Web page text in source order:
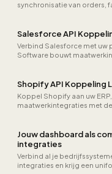
synchronisatie van orders,
Salesforce API
Verbind Salesforce met uw
Software bouwt
Shopify API Koppeling
Koppel Shopify aan uw
maatwerkintegraties met
Jouw dashboard als
integraties
Verbind al je
integraties en krijg een